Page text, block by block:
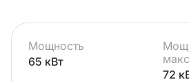
Мощность
65 кВт
72